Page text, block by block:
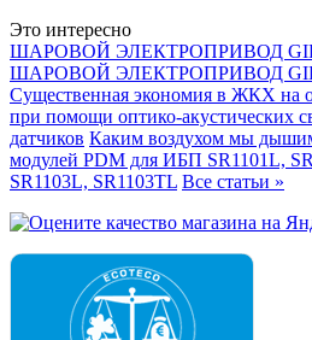
Это интересно
ШАРОВОЙ ЭЛЕКТРОПРИВОД
ШАРОВОЙ ЭЛЕКТРОПРИВОД
Существенная экономия в ЖКХ на
при помощи оптико-акустических
датчиков Каким воздухом мы
модулей PDM для ИБП SR1101L,
SR1103L, SR1103TL Все статьи »